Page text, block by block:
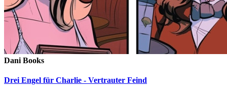
Dani Books
Drei Engel für Charlie - Vertrauter Feind